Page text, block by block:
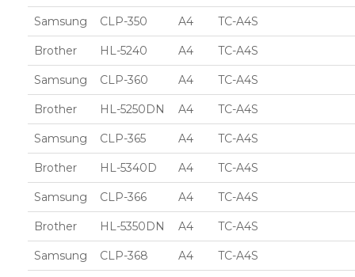
Samsung CLP-350 A4 TC-A4S
Brother HL-5240 A4 TC-A4S
Samsung CLP-360 A4 TC-A4S
Brother HL-5250DN A4 TC-A4S
Samsung CLP-365 A4 TC-A4S
Brother HL-5340D A4 TC-A4S
Samsung CLP-366 A4 TC-A4S
Brother HL-5350DN A4 TC-A4S
Samsung CLP-368 A4 TC-A4S